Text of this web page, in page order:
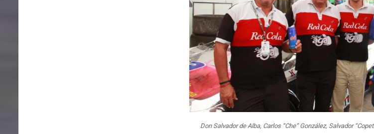
Don Salvador de Alba, Carlos “Che” González, Salvador